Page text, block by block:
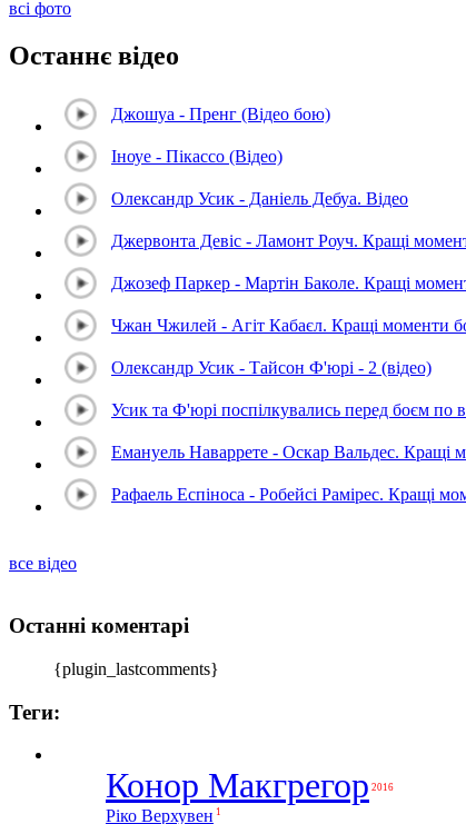
всі фото
Останнє відео
Джошуа - Пренг (Відео бою)
Іноуе - Пікассо (Відео)
Олександр Усик - Даніель Дебуа. Відео
Джервонта Девіс - Ламонт Роуч. Кращі
Джозеф Паркер - Мартін Баколе. Кращі
Чжан Чжилей - Агіт Кабаєл. Кращі моменти
Олександр Усик - Тайсон Ф'юрі - 2 (відео)
Усик та Ф'юрі поспілкувались перед боєм по
Емануель Наваррете - Оскар Вальдес.
Рафаель Еспіноса - Робейсі Рамірес. Кращі
все відео
Останні коментарі
{plugin_lastcomments}
Теги:
Конор Макгрегор 2016
Ріко Верхувен 1